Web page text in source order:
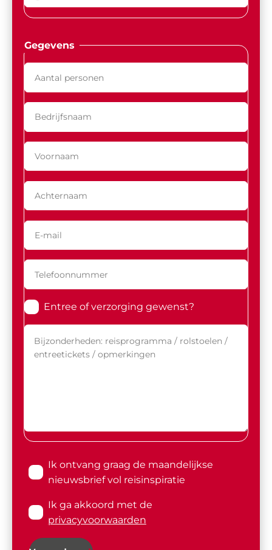
Gegevens
Entree of verzorging gewenst?
Ik ontvang graag de maandelijkse
nieuwsbrief vol reisinspiratie
Ik ga akkoord met de
privacyvoorwaarden